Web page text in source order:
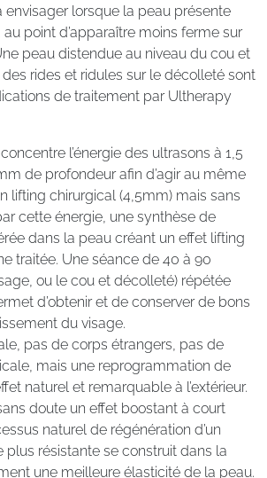
envisager lorsque la peau présente
point d’apparaître moins ferme sur
peau distendue au niveau du cou et
rides et ridules sur le décolleté sont
de traitement par Ultherapy
l’énergie des ultrasons à 1,5
de profondeur afin d’agir au même
lifting chirurgical (4,5mm) mais sans
cette énergie, une synthèse de
dans la peau créant un effet lifting
traitée. Une séance de 40 à 90
ou le cou et décolleté) répétée
d’obtenir et de conserver de bons
du visage.
pas de corps étrangers, pas de
mais une reprogrammation de
naturel et remarquable à l’extérieur.
doute un effet boostant à court
naturel de régénération d’un
plus résistante se construit dans la
une meilleure élasticité de la peau.